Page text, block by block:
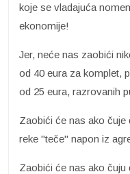
koje se vladajuća
ekonomije!
Jer, neće nas zaobići
od 40 eura za komplet,
od 25 eura, razrovanih
Zaobići će nas ako čuje
reke "teče" napon iz
Zaobići će nas ako